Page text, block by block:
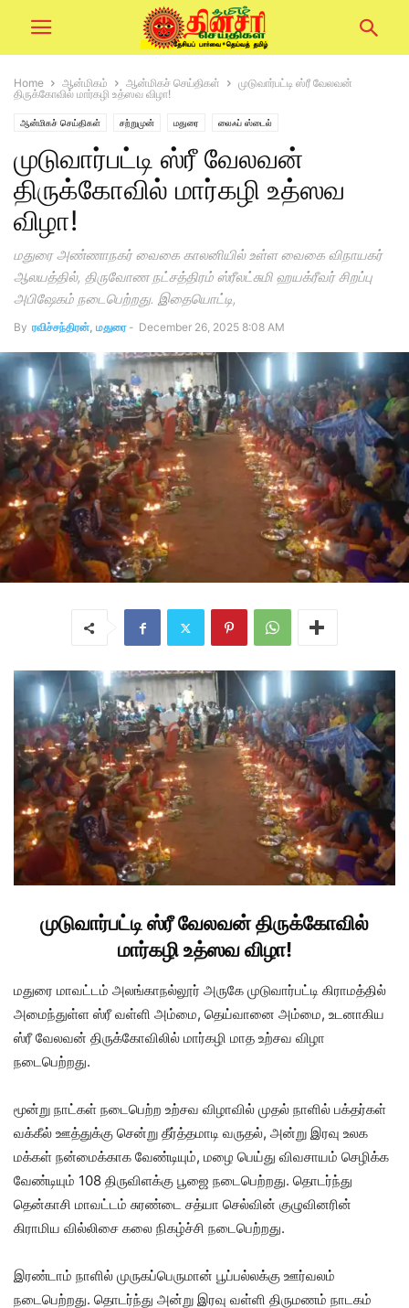
Home ஆன்மிகம் ஆன்மிகச் செய்திகள்
முடுவார்பட்டி ஸ்ரீ வேலவன்
திருக்கோவில் மார்கழி உத்ஸவ விழா!
ஆன்மிகச் செய்திகள் சற்றுமுன் மதுரை லைஃப் ஸ்டைல்
முடுவார்பட்டி ஸ்ரீ வேலவன்
திருக்கோவில் மார்கழி உத்ஸவ
விழா!
மதுரை அண்ணாநகர் வைகை காலனியில் உள்ள வைகை விநாயகர்
ஆலயத்தில், திருவோண நட்சத்திரம் ஸ்ரீலட்சுமி ஹயக்ரீவர் சிறப்பு
அபிஷேகம் நடைபெற்றது. இதையொட்டி,
By ரவிச்சந்திரன், மதுரை - December 26, 2025 8:08 AM
முடுவார்பட்டி ஸ்ரீ வேலவன் திருக்கோவில்
மார்கழி உத்ஸவ விழா!
மதுரை மாவட்டம் அலங்காநல்லூர் அருகே முடுவார்பட்டி கிராமத்தில்
அமைந்துள்ள ஸ்ரீ வள்ளி அம்மை, தெய்வானை அம்மை, உடனாகிய
ஸ்ரீ வேலவன் திருக்கோவிலில் மார்கழி மாத உற்சவ விழா
நடைபெற்றது.
மூன்று நாட்கள் நடைபெற்ற உற்சவ விழாவில் முதல் நாளில் பக்தர்கள்
வக்கீல் ஊத்துக்கு சென்று தீர்த்தமாடி வருதல், அன்று இரவு உலக
மக்கள் நன்மைக்காக வேண்டியும், மழை பெய்து விவசாயம் செழிக்க
வேண்டியும் 108 திருவிளக்கு பூஜை நடைபெற்றது. தொடர்ந்து
தென்காசி மாவட்டம் சுரண்டை சத்யா செல்வின் குழுவினரின்
கிராமிய வில்லிசை கலை நிகழ்ச்சி நடைபெற்றது.
இரண்டாம் நாளில் முருகப்பெருமான் பூப்பல்லக்கு ஊர்வலம்
நடைபெற்றது. தொடர்ந்து அன்று இரவு வள்ளி திருமணம் நாடகம்